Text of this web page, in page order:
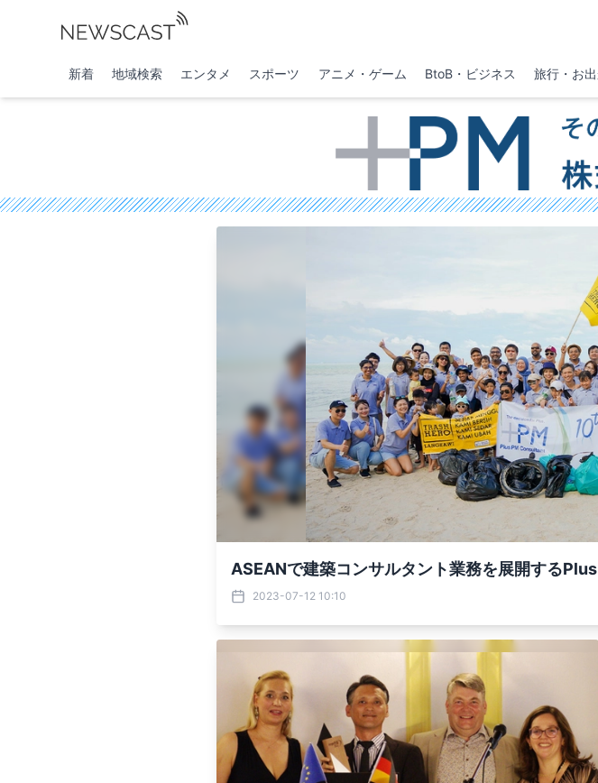
新着 地域検索 エンタメ スポーツ アニメ・ゲーム BtoB・ビジネス 旅行・お
ASEANで建築コンサルタント業務を展開する
2023-07-12 10:10